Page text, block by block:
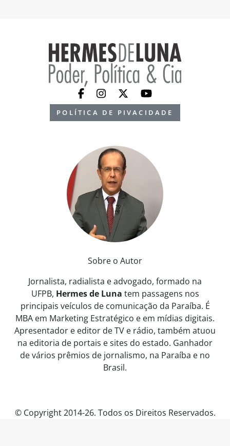
POLÍTICA DE PIVACIDADE
Sobre o Autor
Jornalista, radialista e advogado, formado na
UFPB, Hermes de Luna tem passagens nos
principais veículos de comunicação da Paraíba. É
MBA em Marketing Estratégico e em mídias digitais.
Apresentador e editor de TV e rádio, também atuou
na editoria de portais e sites do estado. Ganhador
de vários prêmios de jornalismo, na Paraíba e no
Brasil.
© Copyright 2014-26. Todos os Direitos Reservados.